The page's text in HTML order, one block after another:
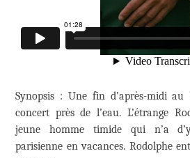
Synopsis : Une fin d’après-midi
concert près de l’eau. L’étrange
jeune homme timide qui n’a
parisienne en vacances. Rodolphe